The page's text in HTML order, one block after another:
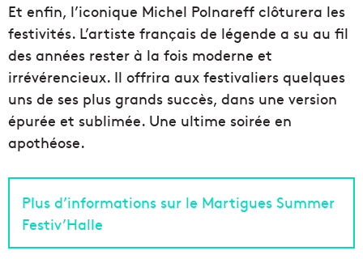
Et enfin, l’iconique Michel Polnareff clôturera les
festivités. L’artiste français de légende a su au fil
des années rester à la fois moderne et
irrévérencieux. Il offrira aux festivaliers quelques
uns de ses plus grands succès, dans une version
épurée et sublimée. Une ultime soirée en
apothéose.
Plus d’informations sur le Martigues Summer
Festiv’Halle